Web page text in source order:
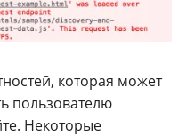
которая может
пользователю
Некоторые